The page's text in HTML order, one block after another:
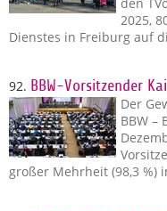
2025,
Dienstes in Freiburg auf
92. BBW-Vorsitzender
Der
BBW –
großer Mehrheit (98,3 %)